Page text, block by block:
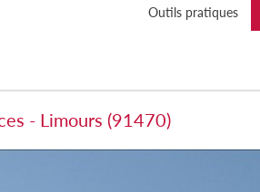
Outils pratiques
- Limours (91470)